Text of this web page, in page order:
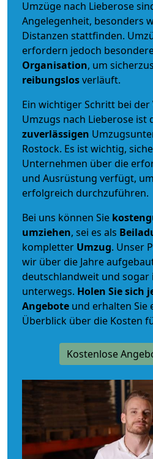
Umzüge nach Lieberose
Angelegenheit, besonders
Distanzen stattfinden.
erfordern jedoch
Organisation, um
reibungslosverläuft.
Ein wichtiger Schritt bei
Umzugs nach Lieberose ist
zuverlässigen
Rostock. Es ist wichtig,
Unternehmen über die
und Ausrüstung verfügt,
erfolgreich durchzuführen.
Bei uns können Sie
umziehen, sei es als
kompletter Umzug. Unser
wir über die Jahre
deutschlandweit und
unterwegs. Holen Sie sich
Angebote und erhalten Sie
Überblick über die Kosten
Kostenlose